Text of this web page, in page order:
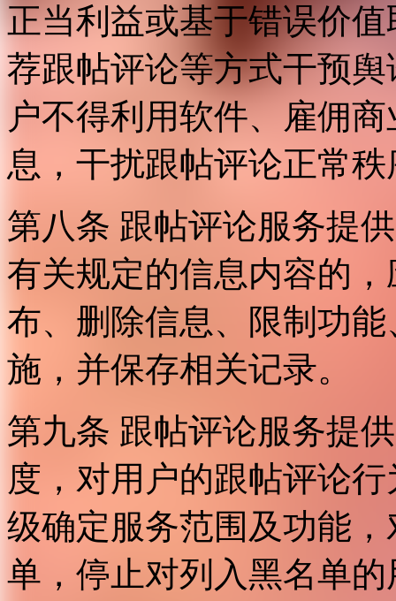
正当利益或基于错误价
荐跟帖评论等方式干预
户不得利用软件、雇佣
息，干扰跟帖评论正常
第八条 跟帖评论服务提
有关规定的信息内容的
布、删除信息、限制功
施，并保存相关记录。
第九条 跟帖评论服务提
度，对用户的跟帖评论
级确定服务范围及功能
单，停止对列入黑名单